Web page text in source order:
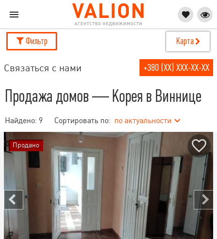
Фильтр Карта
Связаться с нами +380 (XX) XXX-XX-XX
Продажа домов — Корея в Виннице
Найдено: 9 Сортировать по: по актуальности
Продано